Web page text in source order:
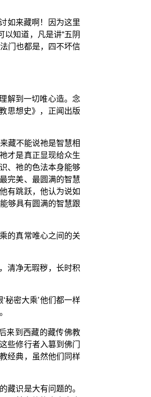
如来藏啊！因为这里
知道，凡是讲“五阴
门也都是，四不坏信
解到一切唯心造。念
思想史》，正闻出版
藏不能说祂是智慧相
才是真正显现给众生
、祂的色法本身能够
完美、最圆满的智慧
有跳跃，他认为说如
够具有圆满的智慧跟
的真常唯心之间的关
清净无瑕秽，长时积
秘密大乘’他们都一样
来到西藏的藏传佛教
些修行者入篡到佛门
经典，虽然他们同样
藏识是大有问题的。